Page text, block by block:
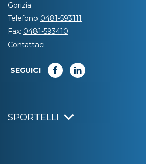
Gorizia
Telefono 0481-593111
Fax: 0481-593410
Contattaci
SEGUICI
SPORTELLI